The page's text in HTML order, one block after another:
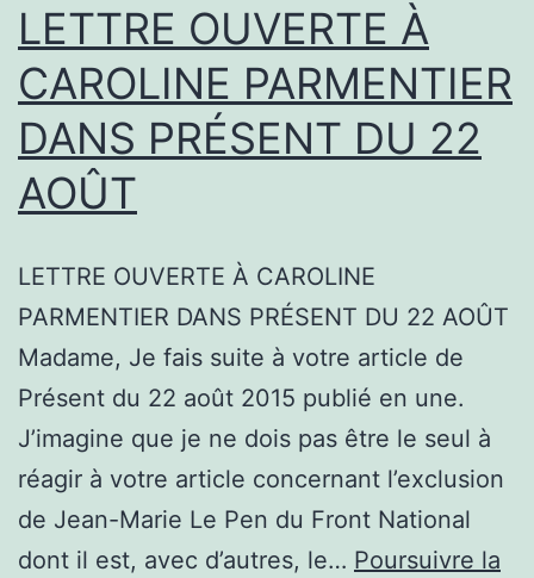
LETTRE OUVERTE À
CAROLINE PARMENTIER
DANS PRÉSENT DU 22
AOÛT
LETTRE OUVERTE À CAROLINE
PARMENTIER DANS PRÉSENT DU 22 AOÛT
Madame, Je fais suite à votre article de
Présent du 22 août 2015 publié en une.
J’imagine que je ne dois pas être le seul à
réagir à votre article concernant l’exclusion
de Jean-Marie Le Pen du Front National
dont il est, avec d’autres, le… Poursuivre la